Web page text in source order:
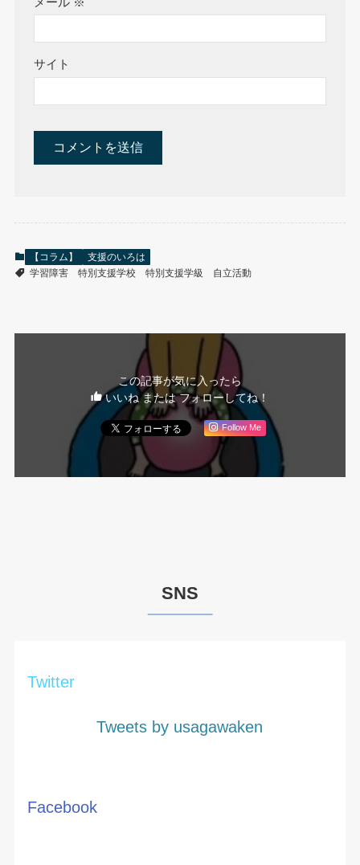
SNS
Twitter
Tweets by usagawaken
Facebook
【コラム】
支援のいろは
学習障害
特別支援学校 特別支援学級 自立活動
この記事が気に入ったら
いいね または フォローしてね！
Follow Me
サイト